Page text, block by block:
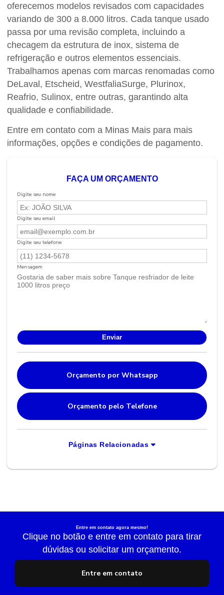
oferecemos modelos revisados com capacidades
variando de 300 a 8.000 litros. Cada tanque usado
passa por uma revisão completa, incluindo a
checagem da estrutura de inox, sistema de
refrigeração e outros elementos essenciais.
Trabalhamos apenas com marcas renomadas como
DeLaval, Etscheid, WestfaliaSurge, Plurinox,
Reafrio, Sulinox, entre outras, garantindo alta
qualidade e confiabilidade.
Entre em contato com a Minas Mais para mais
informações, opções e condições de pagamento.
FAÇA UM ORÇAMENTO
Digite seu nome
Digite seu email
Digite seu telefone
Mensagem
Orçamento por Whatsapp
Orçamento pelo Telefone
Páginas Relacionadas
Entre em contato agora mesmo!
Clique no botão e entre em contato para tirar
dúvidas ou solicitar um orçamento.
Entre em contato